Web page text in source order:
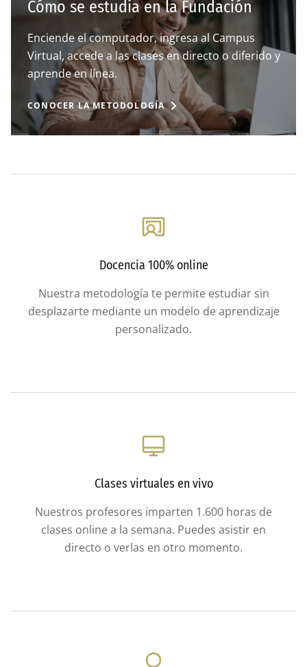
Cómo se estudia en la Fundación
Enciende el computador, ingresa al Campus
Virtual, accede a las clases en directo o diferido y
aprende en línea.
CONOCER LA METODOLOGÍA
Docencia 100% online
Nuestra metodología te permite estudiar sin
desplazarte mediante un modelo de aprendizaje
personalizado.
Clases virtuales en vivo
Nuestros profesores imparten 1.600 horas de
clases online a la semana. Puedes asistir en
directo o verlas en otro momento.